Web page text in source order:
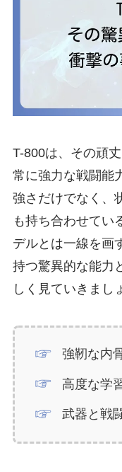
T-800は、その頑
常に強力な戦闘能
強さだけでなく、
も持ち合わせてい
デルとは一線を画
持つ驚異的な能力
しく見ていきまし
強靭な内
高度な学
武器と戦